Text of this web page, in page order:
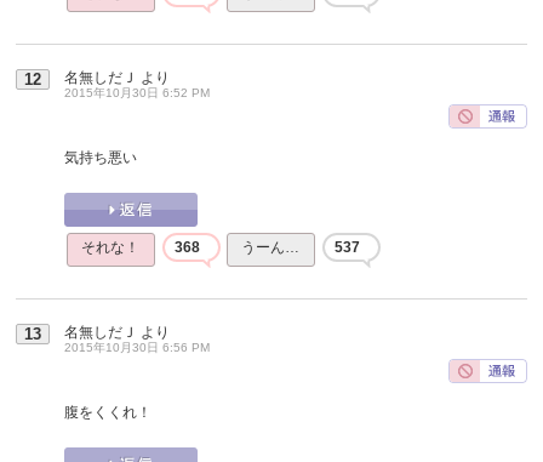
12 名無しだＪ より
2015年10月30日 6:52 PM
気持ち悪い
それな！ 368 うーん… 537
13 名無しだＪ より
2015年10月30日 6:56 PM
腹をくくれ！